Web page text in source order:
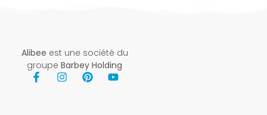
Alibee est une société du
groupeBarbey Holding